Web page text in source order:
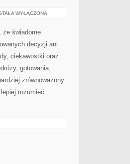
WYŁĄCZONA
że świadome
decyzji ani
ciekawostki oraz
gotowania,
zrównoważony
rozumieć